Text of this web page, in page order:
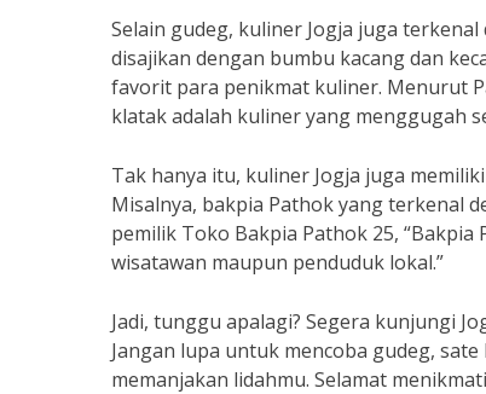
Selain gudeg, kuliner Jogja juga
disajikan dengan bumbu kacang dan
favorit para penikmat kuliner. Menurut
klatak adalah kuliner yang menggugah
Tak hanya itu, kuliner Jogja juga
Misalnya, bakpia Pathok yang terkenal
pemilik Toko Bakpia Pathok 25,
wisatawan maupun penduduk lokal.”
Jadi, tunggu apalagi? Segera kunjungi
Jangan lupa untuk mencoba gudeg,
memanjakan lidahmu. Selamat